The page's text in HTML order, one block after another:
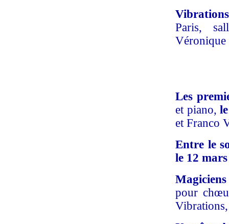
Paris,
Véronique
Les
et piano,
et Franco
Entre le
le 12 mars
pour